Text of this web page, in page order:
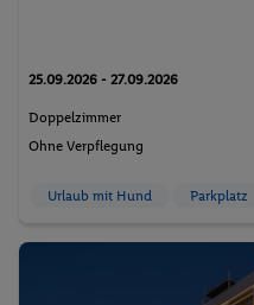
25.09.2026 - 27.09.2026
Doppelzimmer
Ohne Verpflegung
Urlaub mit Hund Parkplatz